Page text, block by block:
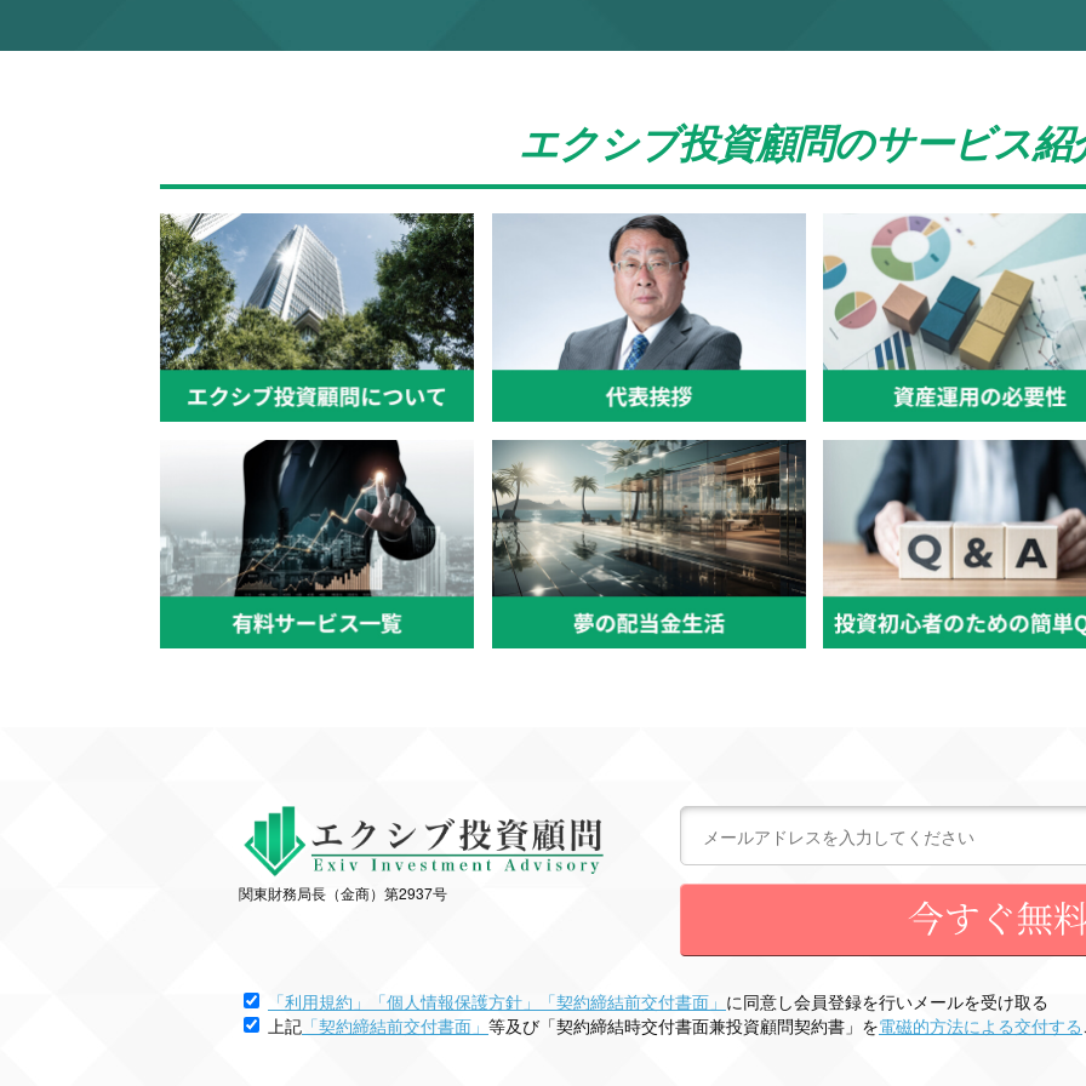
エクシブ投資顧問のサービス紹
関東財務局長（金商）第2937号
「利用規約」 「個人情報保護方針」 「契約締結前交付書面」 に同意し会員登録を行いメールを受け取る
上記 「契約締結前交付書面」 等及び「契約締結時交付書面兼投資顧問契約書」を電磁的方法による交付する